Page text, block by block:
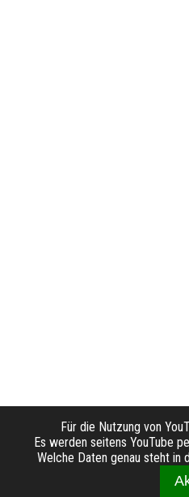
Für die Nutzung von
Es werden seitens YouTube
Welche Daten genau steht in